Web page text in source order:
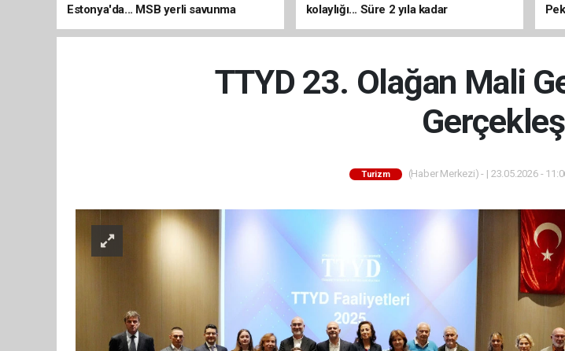
Estonya'da... MSB yerli savunma
sistemleriyle güçleniyor
kolaylığı... Süre 2 yıla kadar
uzatılabilecek
TTYD 23. Olağan Mali
Turizm (Haber Merkezi) - | 23.05.2026 -